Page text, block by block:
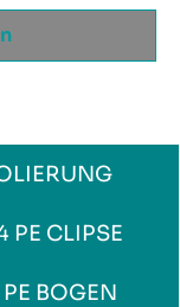
PE CLIPSE
BOGEN